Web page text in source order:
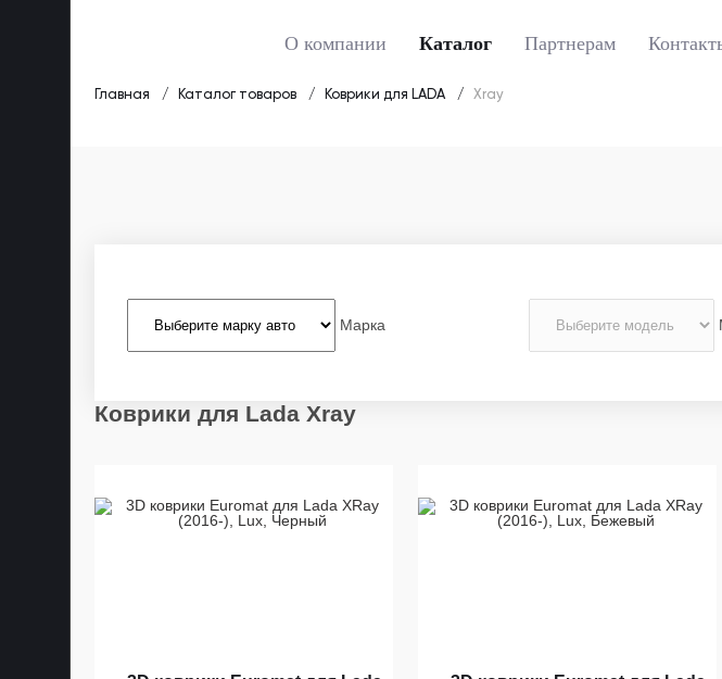
О компании Каталог Партнерам
Главная Каталог товаров Коврики для LADA Xray
Марка
Коврики для Lada Xray